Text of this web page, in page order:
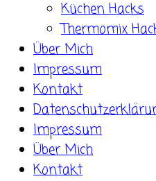
Küchen Hacks
Thermomix
Über Mich
Impressum
Kontakt
Impressum
Über Mich
Kontakt